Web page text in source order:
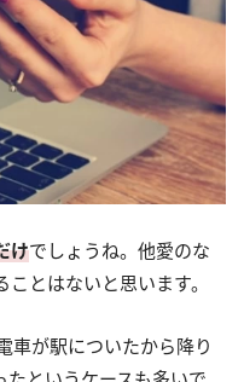
けでしょうね。他愛のな
とはないと思います。
車が駅についたから降り